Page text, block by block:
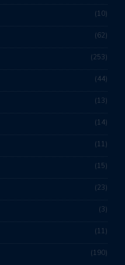
10
62
253
44
13
14
11
15
23
3
11
190